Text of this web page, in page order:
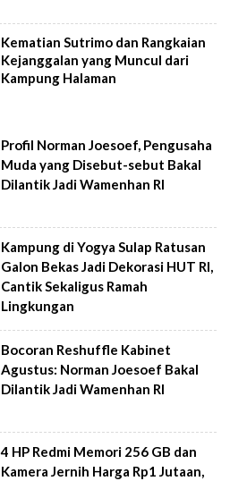
Kematian Sutrimo dan Rangkaian
Kejanggalan yang Muncul dari
Kampung Halaman
Profil Norman Joesoef, Pengusaha
Muda yang Disebut-sebut Bakal
Dilantik Jadi Wamenhan RI
Kampung di Yogya Sulap Ratusan
Galon Bekas Jadi Dekorasi HUT RI,
Cantik Sekaligus Ramah
Lingkungan
Bocoran Reshuffle Kabinet
Agustus: Norman Joesoef Bakal
Dilantik Jadi Wamenhan RI
4 HP Redmi Memori 256 GB dan
Kamera Jernih Harga Rp1 Jutaan,